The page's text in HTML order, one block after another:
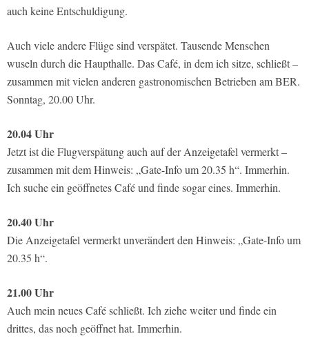
auch keine Entschuldigung.
Auch viele andere Flüge sind verspätet. Tausende Menschen
wuseln durch die Haupthalle. Das Café, in dem ich sitze, schließt –
zusammen mit vielen anderen gastronomischen Betrieben am BER.
Sonntag, 20.00 Uhr.
20.04 Uhr
Jetzt ist die Flugverspätung auch auf der Anzeigetafel vermerkt –
zusammen mit dem Hinweis: „Gate-Info um 20.35 h“. Immerhin.
Ich suche ein geöffnetes Café und finde sogar eines. Immerhin.
20.40 Uhr
Die Anzeigetafel vermerkt unverändert den Hinweis: „Gate-Info um
20.35 h“.
21.00 Uhr
Auch mein neues Café schließt. Ich ziehe weiter und finde ein
drittes, das noch geöffnet hat. Immerhin.